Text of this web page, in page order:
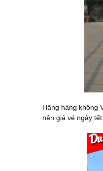
Hãng hàng không
nên giá vé ngày